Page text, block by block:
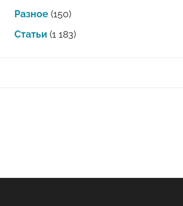
Разное (150)
Статьи (1 183)